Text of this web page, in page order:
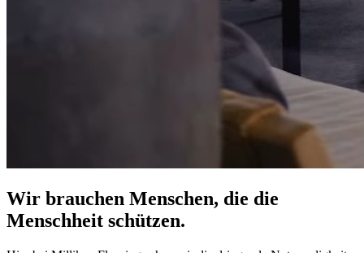
Wir brauchen Menschen, die die
Menschheit schützen.